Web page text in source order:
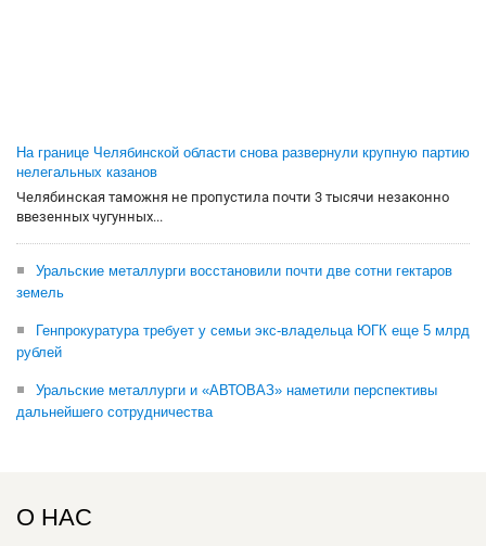
На границе Челябинской области снова развернули крупную партию
нелегальных казанов
Челябинская таможня не пропустила почти 3 тысячи незаконно
ввезенных чугунных...
Уральские металлурги восстановили почти две сотни гектаров
земель
Генпрокуратура требует у семьи экс-владельца ЮГК еще 5 млрд
рублей
Уральские металлурги и «АВТОВАЗ» наметили перспективы
дальнейшего сотрудничества
О НАС